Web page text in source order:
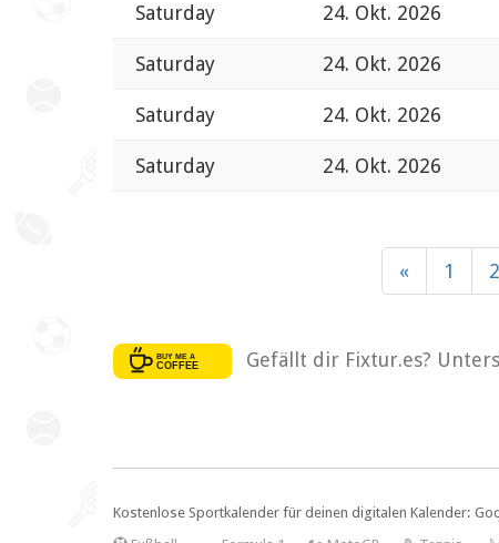
Saturday 24. Okt. 2026
Saturday 24. Okt. 2026
Saturday 24. Okt. 2026
Saturday 24. Okt. 2026
« 1 2
Gefällt dir Fixtur.es?
Kostenlose Sportkalender für deinen digitalen Kalender: